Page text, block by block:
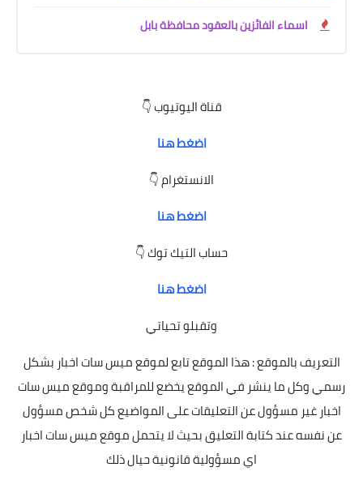
اسماء الفائزين بالعقود محافظة بابل
قناة اليوتيوب 👇
اضغط هنا
الانستغرام 👇
اضغط هنا
حساب التيك توك 👇
اضغط هنا
وتقبلو تحياتي
التعريف بالموقع : هذا الموقع تابع لموقع ميس سات اخبار بشكل
رسمي وكل ما ينشر في الموقع يخضع للمراقبة وموقع ميس سات
اخبار غير مسؤول عن التعليقات على المواضيع كل شخص مسؤول
عن نفسه عند كتابة التعليق بحيث لا يتحمل موقع ميس سات اخبار
اي مسؤولية قانونية حيال ذلك